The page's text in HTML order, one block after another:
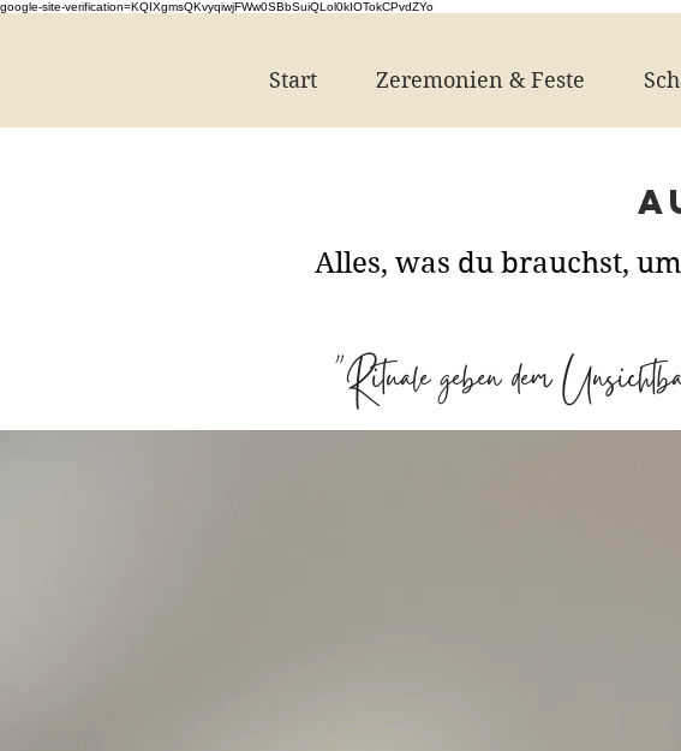
google-site-verification=KQIXgmsQKvyqiwjFWw0SBbSuiQLol0kIOTokCPvdZYo
Start Zeremonien & Feste
Alles, was du brauchst,
"Rituale geben dem